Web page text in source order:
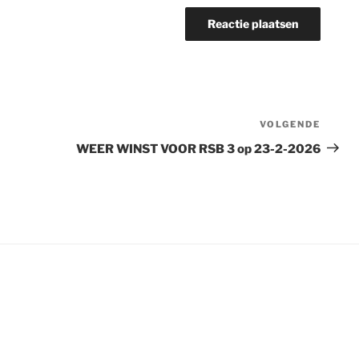
VOLGENDE
WEER WINST VOOR RSB 3 op 23-2-2026